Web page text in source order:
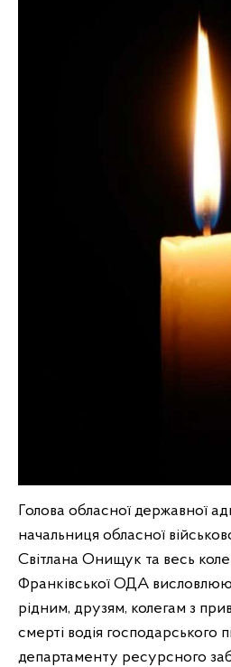
Голова обласної державної
начальниця обласної
Світлана Онищук та весь
Франківської ОДА
рідним, друзям, колегам з
смерті водія господарського
департаменту ресурсного